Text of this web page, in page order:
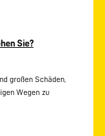
Sie?
großen Schäden,
Wegen zu